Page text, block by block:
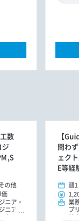
数
の他
価
ニア
ニア
【
問わ
ェク
E等経
週1
業
プ